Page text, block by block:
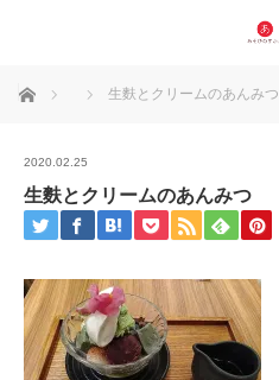
ホーム 生麩とクリームのあんみつ
2020.02.25
生麩とクリームのあんみつ